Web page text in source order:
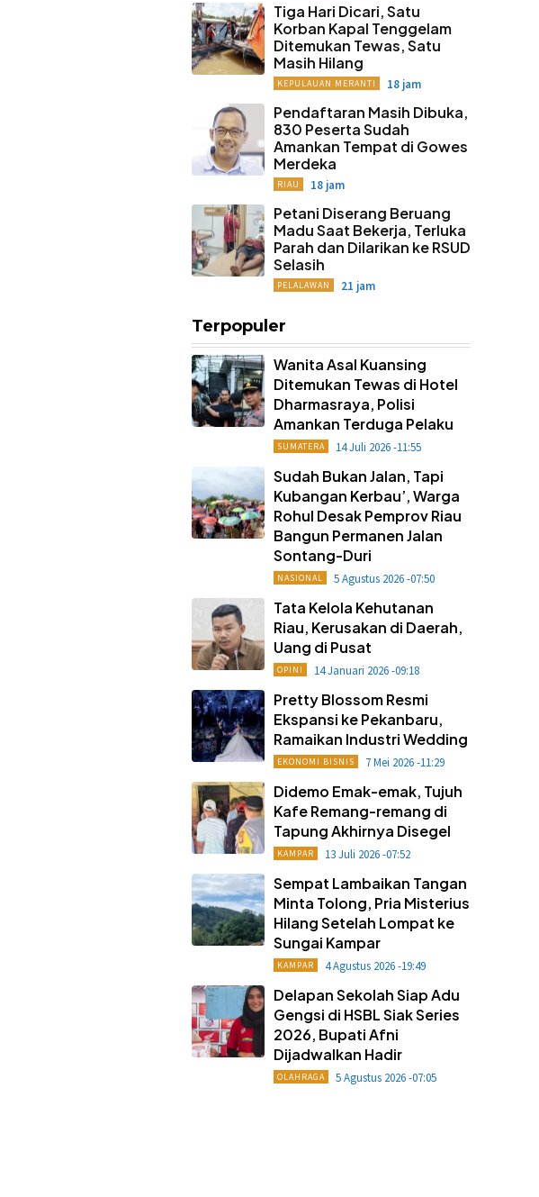
Tiga Hari Dicari, Satu
Korban Kapal Tenggelam
Ditemukan Tewas, Satu
Masih Hilang
KEPULAUAN MERANTI 18 jam
Pendaftaran Masih Dibuka,
830 Peserta Sudah
Amankan Tempat di Gowes
Merdeka
RIAU 18 jam
Petani Diserang Beruang
Madu Saat Bekerja, Terluka
Parah dan Dilarikan ke RSUD
Selasih
PELALAWAN 21 jam
Terpopuler
Wanita Asal Kuansing
Ditemukan Tewas di Hotel
Dharmasraya, Polisi
Amankan Terduga Pelaku
SUMATERA 14 Juli 2026 -11:55
Sudah Bukan Jalan, Tapi
Kubangan Kerbau’, Warga
Rohul Desak Pemprov Riau
Bangun Permanen Jalan
Sontang-Duri
NASIONAL 5 Agustus 2026 -07:50
Tata Kelola Kehutanan
Riau, Kerusakan di Daerah,
Uang di Pusat
OPINI 14 Januari 2026 -09:18
Pretty Blossom Resmi
Ekspansi ke Pekanbaru,
Ramaikan Industri Wedding
EKONOMI BISNIS 7 Mei 2026 -11:29
Didemo Emak-emak, Tujuh
Kafe Remang-remang di
Tapung Akhirnya Disegel
KAMPAR 13 Juli 2026 -07:52
Sempat Lambaikan Tangan
Minta Tolong, Pria Misterius
Hilang Setelah Lompat ke
Sungai Kampar
KAMPAR 4 Agustus 2026 -19:49
Delapan Sekolah Siap Adu
Gengsi di HSBL Siak Series
2026, Bupati Afni
Dijadwalkan Hadir
OLAHRAGA 5 Agustus 2026 -07:05